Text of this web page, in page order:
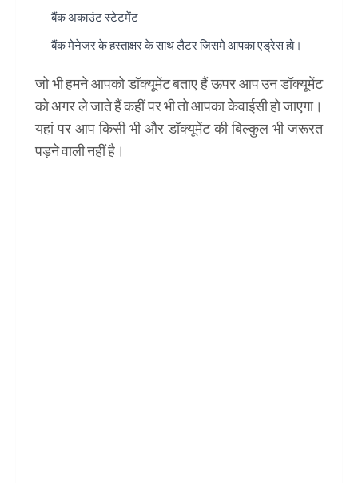
बैंक अकाउंट स्टेटमेंट
बैंक मेनेजर के हस्ताक्षर के साथ लैटर जिसमे आपका एड्रेस हो।
जो भी हमने आपको डॉक्यूमेंट बताए हैं ऊपर आप उन डॉक्यूमेंट
को अगर ले जाते हैं कहीं पर भी तो आपका केवाईसी हो जाएगा।
यहां पर आप किसी भी और डॉक्यूमेंट की बिल्कुल भी जरूरत
पड़ने वाली नहीं है।